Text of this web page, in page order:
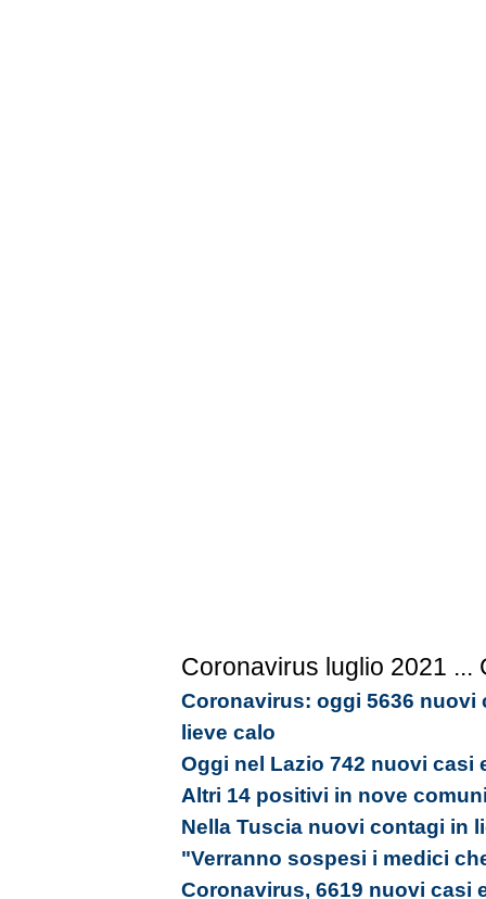
Coronavirus luglio 2021 ...
Coronavirus: oggi 5636 nuovi
lieve calo
Oggi nel Lazio 742 nuovi casi
Altri 14 positivi in nove
Nella Tuscia nuovi contagi in
"Verranno sospesi i medici
Coronavirus, 6619 nuovi casi